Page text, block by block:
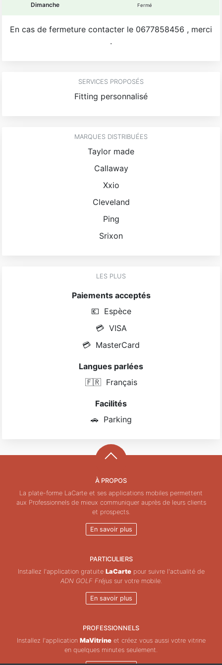
Dimanche Fermé
En cas de fermeture contacter le 0677858456 , merci
.
SERVICES PROPOSÉS
Fitting personnalisé
MARQUES DISTRIBUÉES
Taylor made
Callaway
Xxio
Cleveland
Ping
Srixon
LES PLUS
Paiements acceptés
💶 Espèce
💳 VISA
💳 MasterCard
Langues parlées
🇫🇷 Français
Facilités
🚗 Parking
À PROPOS
La plate-forme LaCarte et ses applications mobiles permettent
aux Professionnels de mieux communiquer auprès de leurs clients
et prospects.
En savoir plus
PARTICULIERS
Installez l'application gratuite LaCartepour suivre l'actualité de
ADN GOLF Fréjussur votre mobile.
En savoir plus
PROFESSIONNELS
Installez l'application MaVitrineet créez vous aussi votre vitrine
en quelques minutes seulement.